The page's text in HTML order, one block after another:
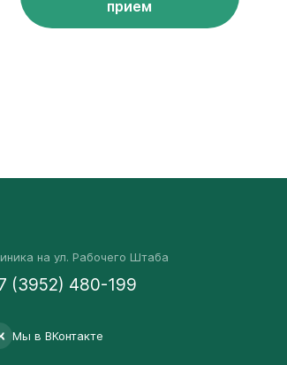
прием
на ул. Рабочего Штаба
(3952) 480-199
Мы в ВКонтакте